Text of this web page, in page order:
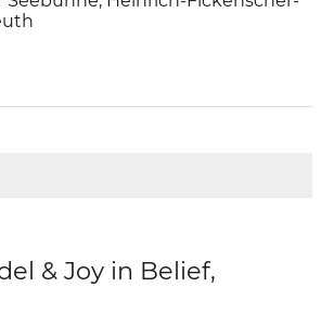
& Joy in Belief,